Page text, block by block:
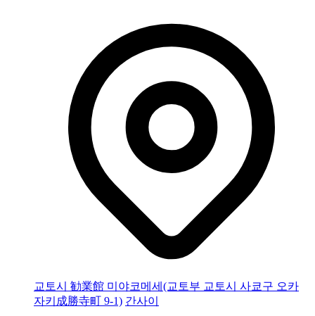
교토시 勧業館 미야코메세(교토부 교토시 사쿄구 오카
자키成勝寺町 9-1) 간사이